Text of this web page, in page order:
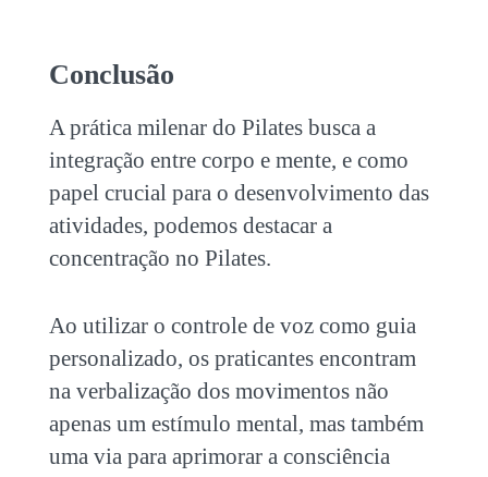
Conclusão
A prática milenar do Pilates busca a
integração entre corpo e mente, e como
papel crucial para o desenvolvimento das
atividades, podemos destacar a
concentração no Pilates.
Ao utilizar o controle de voz como guia
personalizado, os praticantes encontram
na verbalização dos movimentos não
apenas um estímulo mental, mas também
uma via para aprimorar a consciência